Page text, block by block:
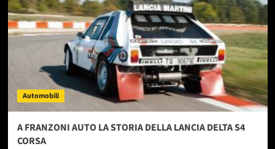
Automobili
A FRANZONI AUTO LA STORIA DELLA LANCIA DELTA S4
CORSA